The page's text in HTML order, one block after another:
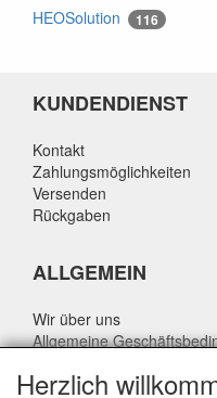
HEOSolution 116
KUNDENDIENST
Kontakt
Zahlungsmöglichkeiten
Versenden
Rückgaben
ALLGEMEIN
Wir über uns
Allgemeine
Haftungsausschluss
Herzlich